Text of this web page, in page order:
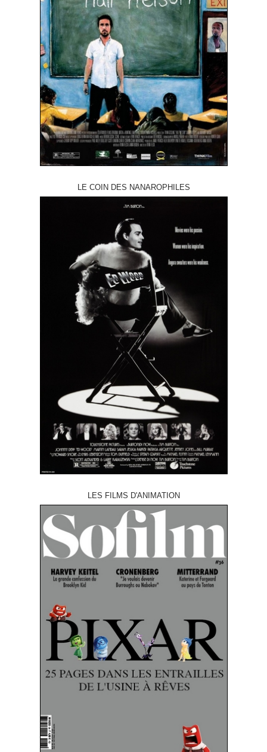
LE COIN DES NANAROPHILES
LES FILMS D'ANIMATION